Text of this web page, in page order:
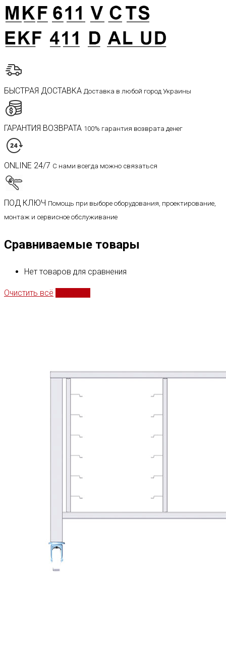
БЫСТРАЯ ДОСТАВКА Доставка в любой город Украины
ГАРАНТИЯ ВОЗВРАТА 100% гарантия возврата денег
ONLINE 24/7 С нами всегда можно связаться
ПОД КЛЮЧ Помощь при выборе оборудования, проектирование,
монтаж и сервисное обслуживание
Сравниваемые товары
Нет товаров для сравнения
Очистить всё